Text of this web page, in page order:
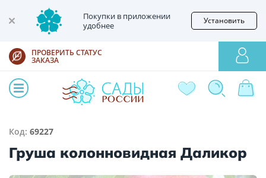
Покупки в приложении
удобнее
Установить
ПРОВЕРИТЬ СТАТУС
ЗАКАЗА
Код: 69227
Груша колонновидная Даликор